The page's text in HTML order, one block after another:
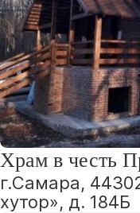
Храм в честь
г.Самара,
хутор», д. 184Б